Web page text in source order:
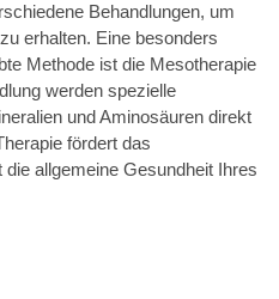
Behandlungen, um
erhalten. Eine besonders
Methode ist die Mesotherapie
werden spezielle
und Aminosäuren direkt
fördert das
allgemeine Gesundheit Ihres